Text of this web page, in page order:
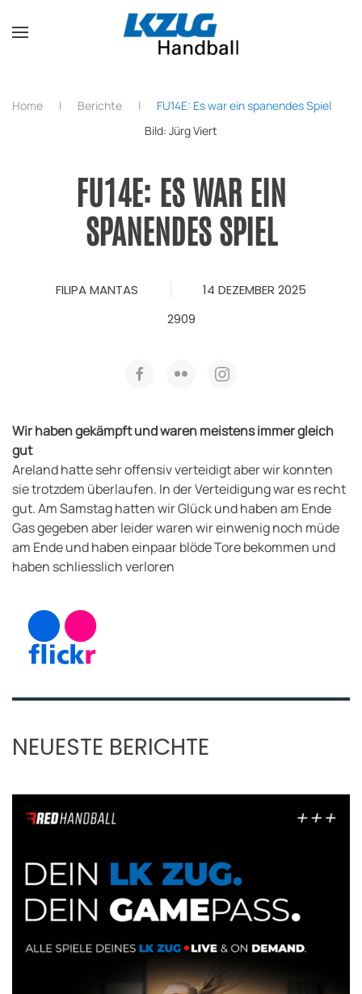
Zum Hauptinhalt springen
Home Berichte
FU14E: Es war ein spanendes Spiel
Bild: Jürg Viert
FU14E: ES WAR EIN
SPANENDES SPIEL
FILIPA MANTAS
14 DEZEMBER 2025
2909
Wir haben gekämpft und waren meistens immer gleich
gut
Areland hatte sehr offensiv verteidigt aber wir konnten
sie trotzdem überlaufen. In der Verteidigung war es recht
gut. Am Samstag hatten wir Glück und haben am Ende
Gas gegeben aber leider waren wir einwenig noch müde
am Ende und haben einpaar blöde Tore bekommen und
haben schliesslich verloren
NEUESTE BERICHTE